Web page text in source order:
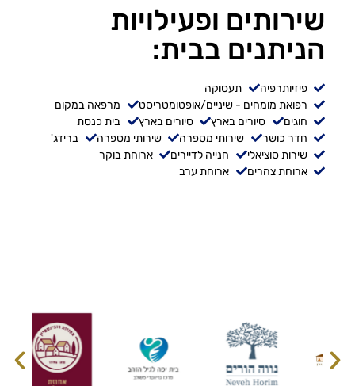
שירותים ופעילויות
הניתנים בבית:
פיזיותרפיה
תעסוקה
רפואת מומחים - שיניים/אופטומטריסט
מרפאה במקום
חוגים
סיורים בארץ סיורים בארץ
בית כנסת
חדר כושר
שירותי מספרה שירותי מספרה
ברידג'
שירות סוציאלי
חנייה לדיירים
ארוחת בוקר
ארוחת צהרים
ארוחת ערב